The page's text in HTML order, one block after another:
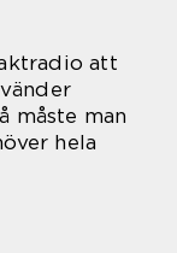
att
måste man
hela